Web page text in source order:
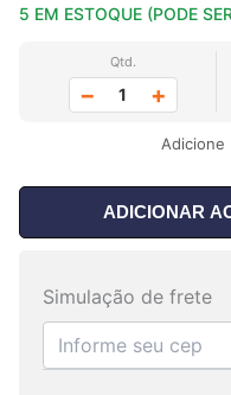
5 EM ESTOQUE (PODE
Qtd.
− +
Adicione
ADICIONAR
Simulação de frete